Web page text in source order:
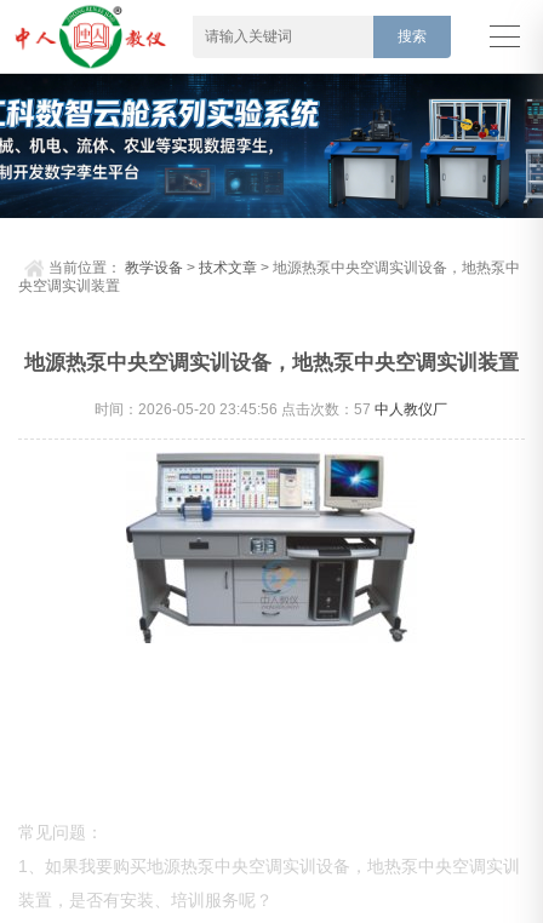
当前位置：教学设备 >技术文章 > 地源热泵中央空调实训设备，地热泵中
央空调实训装置
地源热泵中央空调实训设备，地热泵中央空调实训装置
时间：2026-05-20 23:45:56 点击次数：57中人教仪厂
常见问题：
1、如果我要购买地源热泵中央空调实训设备，地热泵中央空调实训
装置，是否有安装、培训服务呢？